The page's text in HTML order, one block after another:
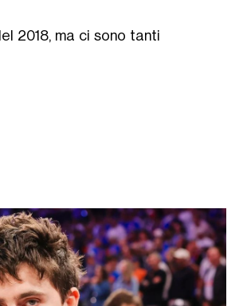
2018, ma ci sono tanti